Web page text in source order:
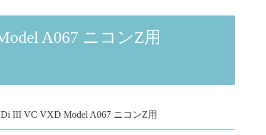
A067 ニコンZ用
Di III VC VXD Model A067 ニコンZ用